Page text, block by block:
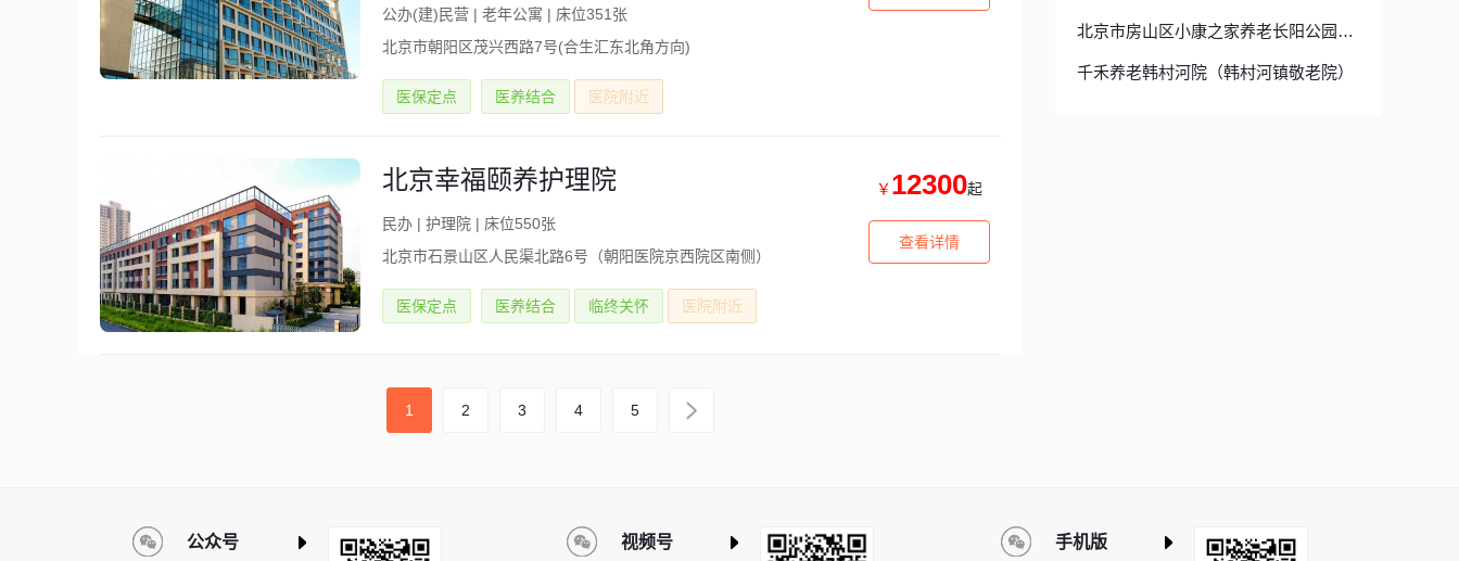
公办(建)民营 | 老年公寓 | 床位351张
北京市朝阳区茂兴西路7号(合生汇东北角方向)
医保定点 医养结合 医院附近
北京幸福颐养护理院
民办 | 护理院 | 床位550张
北京市石景山区人民渠北路6号（朝阳医院京西院区南侧）
医保定点 医养结合 临终关怀 医院附近
￥ 12300起
查看详情
1 2 3 4 5
北京市房山区小康之家养老长阳公园中心
千禾养老韩村河院（韩村河镇敬老院）
公众号 视频号 手机版